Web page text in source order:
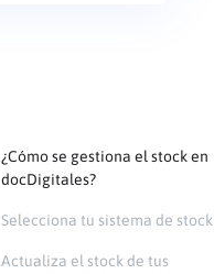
¿Cómo se gestiona el stock en
docDigitales?
Selecciona tu sistema de stock
Actualiza el stock de tus